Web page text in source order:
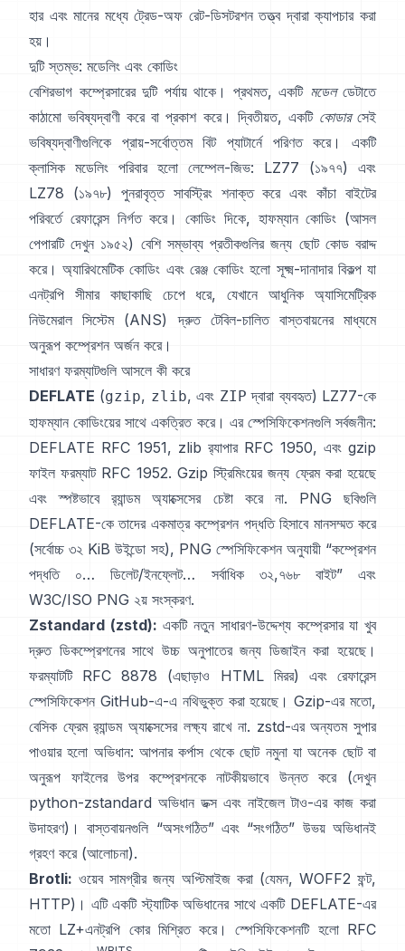
হার এবং মানের মধ্যে ট্রেড-অফ রেট-ডিসটরশন তত্ত্ব দ্বারা ক্যাপচার করা
হয়।
দুটি স্তম্ভ: মডেলিং এবং কোডিং
বেশিরভাগ কম্প্রেসারের দুটি পর্যায় থাকে। প্রথমত, একটি মডেলডেটাতে
কাঠামো ভবিষ্যদ্বাণী করে বা প্রকাশ করে। দ্বিতীয়ত, একটি কোডারসেই
ভবিষ্যদ্বাণীগুলিকে প্রায়-সর্বোত্তম বিট প্যাটার্নে পরিণত করে। একটি
ক্লাসিক মডেলিং পরিবার হলো লেম্পেল-জিভ:
LZ77 (১৯৭৭)
এবং
LZ78 (১৯৭৮) পুনরাবৃত্ত সাবস্ট্রিং শনাক্ত করে এবং কাঁচা বাইটের
পরিবর্তে রেফারেন্স নির্গত করে। কোডিং দিকে, হাফম্যান কোডিং (আসল
পেপারটি দেখুন ১৯৫২) বেশি সম্ভাব্য প্রতীকগুলির জন্য ছোট কোড বরাদ্দ
করে। অ্যারিথমেটিক কোডিং এবং রেঞ্জ কোডিং হলো সূক্ষ্ম-দানাদার বিকল্প যা
এনট্রপি সীমার কাছাকাছি চেপে ধরে, যেখানে আধুনিক
অ্যাসিমেট্রিক
নিউমেরাল সিস্টেম (ANS)
দ্রুত টেবিল-চালিত বাস্তবায়নের মাধ্যমে
অনুরূপ কম্প্রেশন অর্জন করে।
সাধারণ ফরম্যাটগুলি আসলে কী করে
DEFLATE (gzip, zlib, এবং ZIP দ্বারা ব্যবহৃত) LZ77-কে
হাফম্যান কোডিংয়ের সাথে একত্রিত করে। এর স্পেসিফিকেশনগুলি সর্বজনীন:
DEFLATE RFC 1951, zlib র‍্যাপার RFC 1950, এবং gzip
ফাইল ফরম্যাট RFC 1952. Gzip স্ট্রিমিংয়ের জন্য ফ্রেম করা হয়েছে
এবং স্পষ্টভাবে
র‍্যান্ডম অ্যাক্সেসের চেষ্টা করে না. PNG ছবিগুলি
DEFLATE-কে তাদের একমাত্র কম্প্রেশন পদ্ধতি হিসাবে মানসম্মত করে
(সর্বোচ্চ ৩২ KiB উইন্ডো সহ), PNG স্পেসিফিকেশন অনুযায়ী “কম্প্রেশন
পদ্ধতি ০… ডিলেট/ইনফ্লেট… সর্বাধিক ৩২,৭৬৮ বাইট”
এবং
W3C/ISO PNG ২য় সংস্করণ.
Zstandard (zstd): একটি নতুন সাধারণ-উদ্দেশ্য কম্প্রেসার যা খুব
দ্রুত ডিকম্প্রেশনের সাথে উচ্চ অনুপাতের জন্য ডিজাইন করা হয়েছে।
ফরম্যাটটি RFC 8878 (এছাড়াও HTML মিরর) এবং রেফারেন্স
স্পেসিফিকেশন GitHub-এ-এ নথিভুক্ত করা হয়েছে। Gzip-এর মতো,
বেসিক ফ্রেম র‍্যান্ডম অ্যাক্সেসের লক্ষ্য রাখে না. zstd-এর অন্যতম সুপার
পাওয়ার হলো অভিধান: আপনার কর্পাস থেকে ছোট নমুনা যা অনেক ছোট বা
অনুরূপ ফাইলের উপর কম্প্রেশনকে নাটকীয়ভাবে উন্নত করে (দেখুন
python-zstandard অভিধান ডক্স এবং নাইজেল টাও-এর কাজ করা
উদাহরণ)। বাস্তবায়নগুলি “অসংগঠিত” এবং “সংগঠিত” উভয় অভিধানই
গ্রহণ করে (আলোচনা).
Brotli: ওয়েব সামগ্রীর জন্য অপ্টিমাইজ করা (যেমন, WOFF2 ফন্ট,
HTTP)। এটি একটি স্ট্যাটিক অভিধানের সাথে একটি DEFLATE-এর
মতো LZ+এনট্রপি কোর মিশ্রিত করে। স্পেসিফিকেশনটি হলো RFC